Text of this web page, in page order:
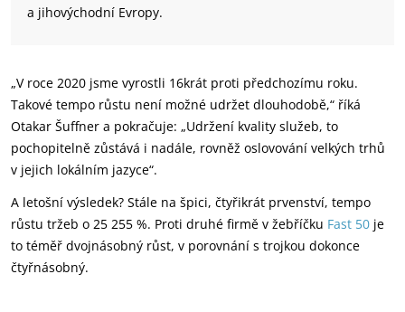
a jihovýchodní Evropy.
„V roce 2020 jsme vyrostli 16krát proti předchozímu roku.
Takové tempo růstu není možné udržet dlouhodobě,“ říká
Otakar Šuffner a pokračuje: „Udržení kvality služeb, to
pochopitelně zůstává i nadále, rovněž oslovování velkých trhů
v jejich lokálním jazyce“.
A letošní výsledek? Stále na špici, čtyřikrát prvenství, tempo
růstu tržeb o 25 255 %. Proti druhé firmě v žebříčku Fast 50 je
to téměř dvojnásobný růst, v porovnání s trojkou dokonce
čtyřnásobný.